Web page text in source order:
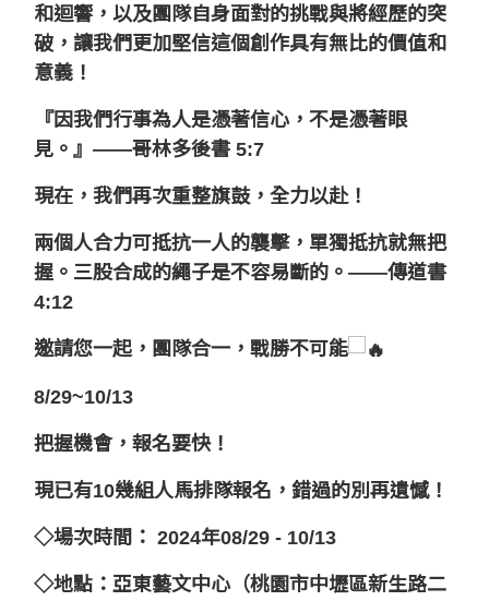
和迴響，以及團隊自身面對的挑戰與將經歷的突
破，讓我們更加堅信這個創作具有無比的價值和
意義！
『因我們行事為人是憑著信心，不是憑著眼
見。』——哥林多後書 5:7
現在，我們再次重整旗鼓，全力以赴！
兩個人合力可抵抗一人的襲擊，單獨抵抗就無把
握。三股合成的繩子是不容易斷的。——傳道書
4:12
邀請您一起，團隊合一，戰勝不可能
8/29~10/13
把握機會，報名要快！
現已有10幾組人馬排隊報名，錯過的別再遺憾！
◇場次時間： 2024年08/29 - 10/13
◇地點：亞東藝文中心（桃園市中壢區新生路二